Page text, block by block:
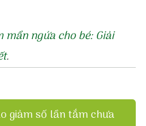
ngứa cho bé: Giải
.
giảm số lần tắm chưa